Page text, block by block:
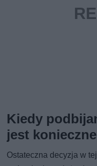
Kiedy
jest
Ostateczna decyzja w